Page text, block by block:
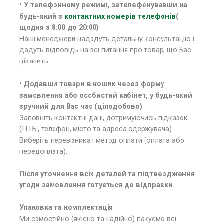
• У телефонному режимі, зателефонувавши на
будь-який з контактних номерів телефонів(
щодня з 8:00 до 20:00)
Наші менеджери нададуть детальну консультацію і
дадуть відповідь на всі питання про товар, що Вас
цікавить.
• Додавши товари в кошик через форму
замовлення або особистий кабінет, у будь-який
зручний для Вас час (цілодобово)
Заповніть контактні дані, дотримуючись підказок
(П.І.Б., телефон, місто та адреса одержувача).
Виберіть перевізника і метод оплати (оплата або
передоплата).
Після уточнення всіх деталей та підтвердження
угоди замовлення готується до відправки.
Упаковка та комплектація
Ми самостійно (якісно та надійно) пакуємо всі